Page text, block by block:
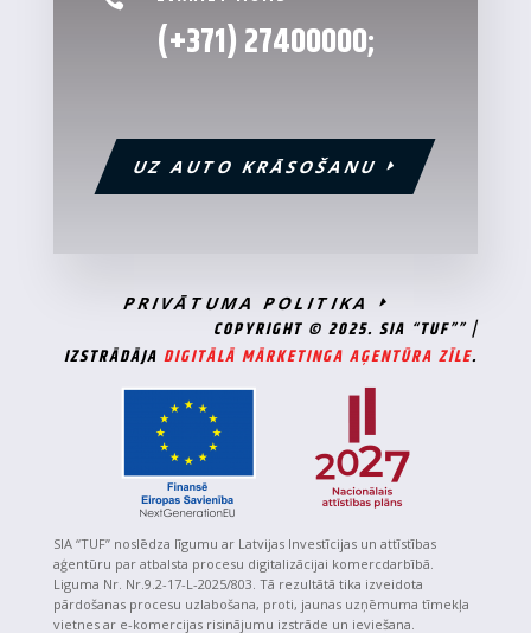
(+371)27400000;
UZ AUTO KRĀSOŠANU
PRIVĀTUMA POLITIKA
COPYRIGHT © 2025. SIA “TUF”” |
IZSTRĀDĀJADIGITĀLĀ MĀRKETINGA AĢENTŪRA ZĪLE.
SIA “TUF” noslēdza līgumu ar Latvijas Investīcijas un attīstības
aģentūru par atbalsta procesu digitalizācijai komercdarbībā.
Liguma Nr. Nr.9.2-17-L-2025/803. Tā rezultātā tika izveidota
pārdošanas procesu uzlabošana, proti, jaunas uzņēmuma tīmekļa
vietnes ar e-komercijas risinājumu izstrāde un ieviešana.